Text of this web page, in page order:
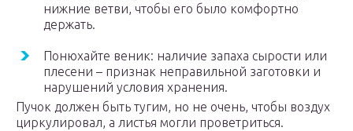
нижние ветви, чтобы его было комфортно
держать.
Понюхайте веник: наличие запаха сырости или
плесени – признак неправильной заготовки и
нарушений условия хранения.
Пучок должен быть тугим, но не очень, чтобы воздух
циркулировал, а листья могли проветриться.